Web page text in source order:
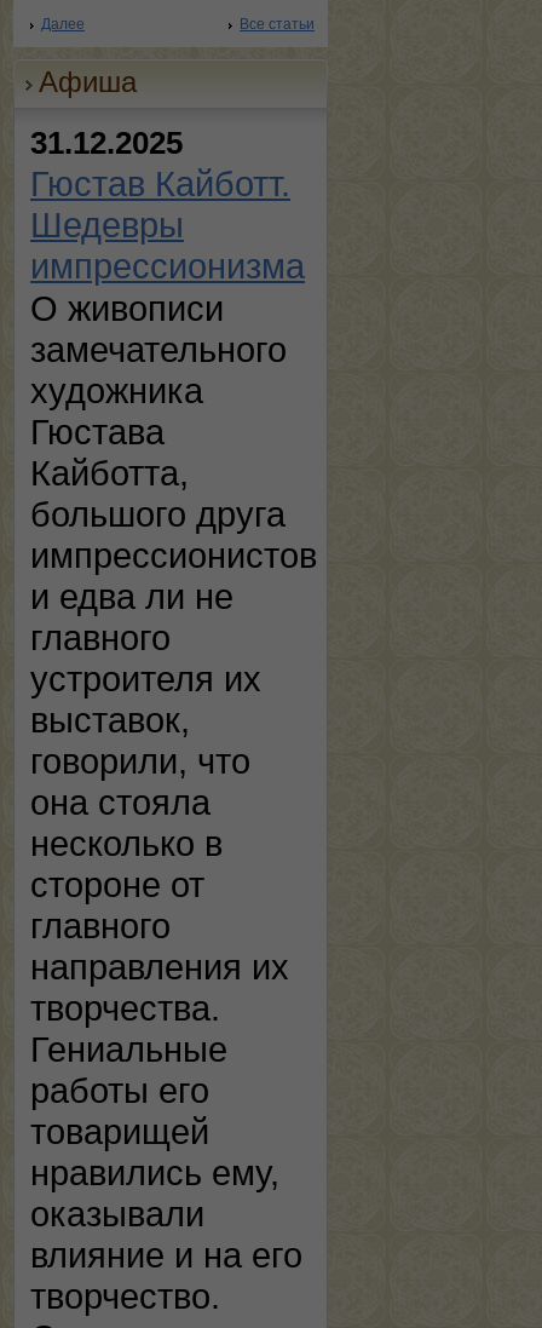
Далее Все статьи
Афиша
31.12.2025
Гюстав Кайботт.
Шедевры
импрессионизма
О живописи
замечательного
художника
Гюстава
Кайботта,
большого друга
импрессионистов
и едва ли не
главного
устроителя их
выставок,
говорили, что
она стояла
несколько в
стороне от
главного
направления их
творчества.
Гениальные
работы его
товарищей
нравились ему,
оказывали
влияние и на его
творчество.